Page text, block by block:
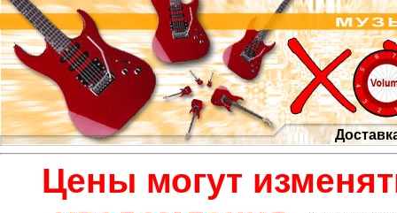
Цены могут